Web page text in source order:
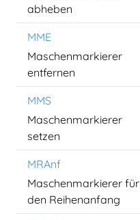
abheben
MME
Maschenmarkierer
entfernen
MMS
Maschenmarkierer
setzen
MRAnf
Maschenmarkierer für
den Reihenanfang